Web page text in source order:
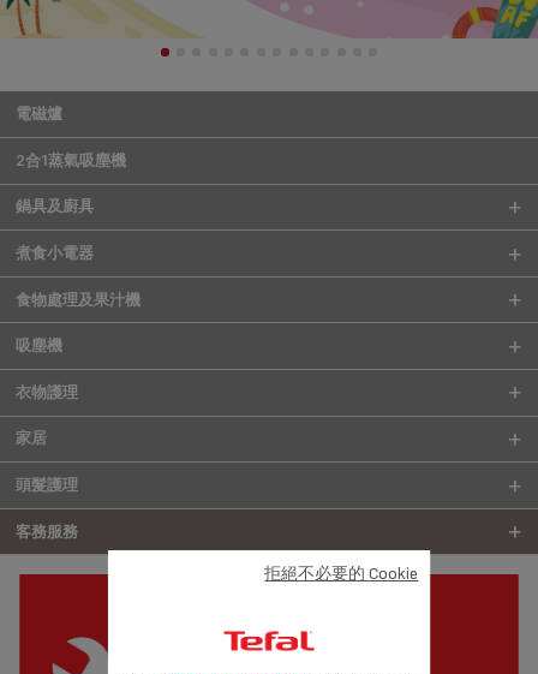
電磁爐
2合1蒸氣吸塵機
鍋具及廚具
煮食小電器
食物處理及果汁機
吸塵機
衣物護理
家居
頭髮護理
客務服務
拒絕不必要的 Cookie